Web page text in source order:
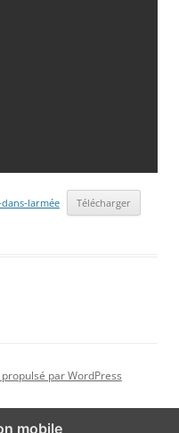
larmée Télécharger
par WordPress
mobile